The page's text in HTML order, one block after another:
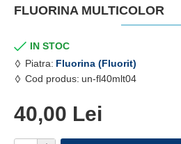
FLUORINA MULTICOLOR
IN STOC
Piatra: Fluorina (Fluorit)
Cod produs: un-fl40mlt04
40,00 Lei